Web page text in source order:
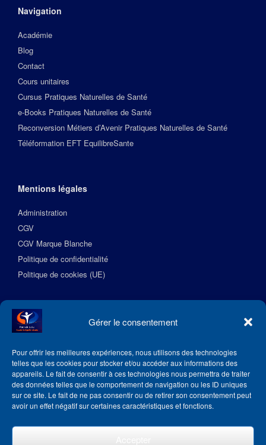
Gérer le consentement
Pour offrir les meilleures expériences, nous utilisons des technologies
telles que les cookies pour stocker et/ou accéder aux informations des
appareils. Le fait de consentir à ces technologies nous permettra de traiter
des données telles que le comportement de navigation ou les ID uniques
sur ce site. Le fait de ne pas consentir ou de retirer son consentement peut
avoir un effet négatif sur certaines caractéristiques et fonctions.
Navigation
Académie
Blog
Contact
Cours unitaires
Cursus Pratiques Naturelles de Santé
e-Books Pratiques Naturelles de Santé
Reconversion Métiers d’Avenir Pratiques Naturelles de Santé
Téléformation EFT EquilibreSante
Mentions légales
Administration
CGV
CGV Marque Blanche
Politique de confidentialité
Politique de cookies (UE)
Suivez l’Académie EquilibreSante